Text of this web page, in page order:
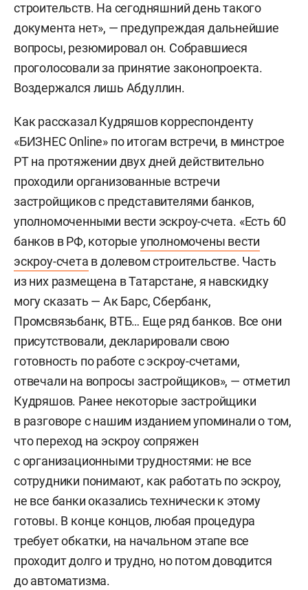
строительств. На сегодняшний день такого
документа нет», — предупреждая дальнейшие
вопросы, резюмировал он. Собравшиеся
проголосовали за принятие законопроекта.
Воздержался лишь Абдуллин.
Как рассказал Кудряшов корреспонденту
«БИЗНЕС Online» по итогам встречи, в минстрое
РТ на протяжении двух дней действительно
проходили организованные встречи
застройщиков с представителями банков,
уполномоченными вести эскроу-счета. «Есть 60
банков в РФ, которые уполномочены вести
эскроу-счета в долевом строительстве. Часть
из них размещена в Татарстане, я навскидку
могу сказать — Ак Барс, Сбербанк,
Промсвязьбанк, ВТБ… Еще ряд банков. Все они
присутствовали, декларировали свою
готовность по работе с эскроу-счетами,
отвечали на вопросы застройщиков», — отметил
Кудряшов. Ранее некоторые застройщики
в разговоре с нашим изданием упоминали о том,
что переход на эскроу сопряжен
с организационными трудностями: не все
сотрудники понимают, как работать по эскроу,
не все банки оказались технически к этому
готовы. В конце концов, любая процедура
требует обкатки, на начальном этапе все
проходит долго и трудно, но потом доводится
до автоматизма.